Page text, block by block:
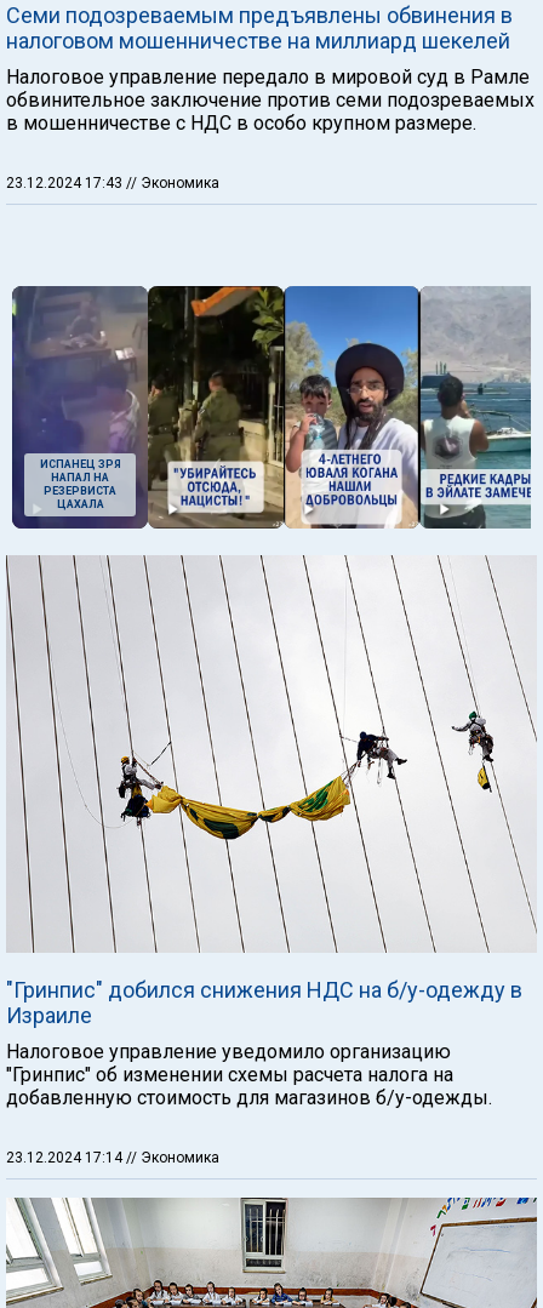
Семи подозреваемым предъявлены обвинения в
налоговом мошенничестве на миллиард шекелей
Налоговое управление передало в мировой суд в Рамле
обвинительное заключение против семи подозреваемых
в мошенничестве с НДС в особо крупном размере.
23.12.2024 17:43 // Экономика
ИСПАНЕЦ ЗРЯ
НАПАЛ НА
РЕЗЕРВИСТА
ЦАХАЛА
"Гринпис" добился снижения НДС на б/у-одежду в
Израиле
Налоговое управление уведомило организацию
"Гринпис" об изменении схемы расчета налога на
добавленную стоимость для магазинов б/у-одежды.
23.12.2024 17:14// Экономика